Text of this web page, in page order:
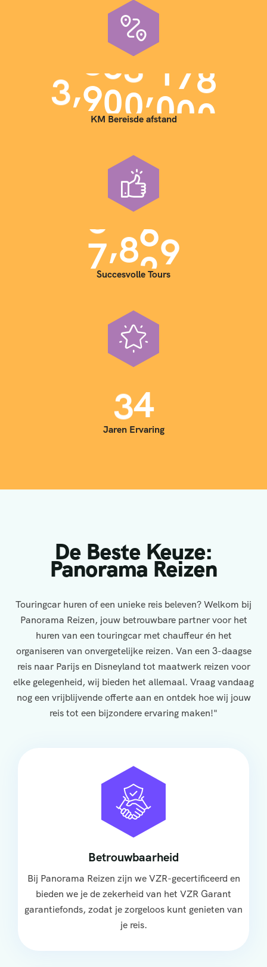
3,900,000
KM Bereisde afstand
7,000
Succesvolle Tours
35
Jaren Ervaring
De Beste Keuze:
Panorama Reizen
Touringcar huren of een unieke reis beleven? Welkom bij
Panorama Reizen, jouw betrouwbare partner voor het
huren van een touringcar met chauffeur én het
organiseren van onvergetelijke reizen. Van een 3-daagse
reis naar Parijs en Disneyland tot maatwerk reizen voor
elke gelegenheid, wij bieden het allemaal. Vraag vandaag
nog een vrijblijvende offerte aan en ontdek hoe wij jouw
reis tot een bijzondere ervaring maken!"
Betrouwbaarheid
Bij Panorama Reizen zijn we VZR-gecertificeerd en
bieden we je de zekerheid van het VZR Garant
garantiefonds, zodat je zorgeloos kunt genieten van
je reis.